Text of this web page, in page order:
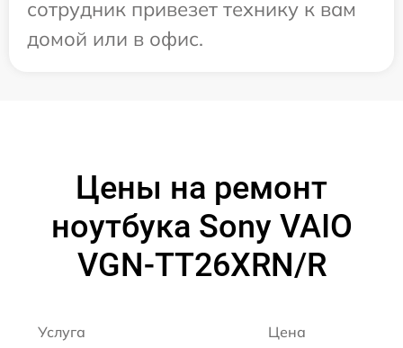
сотрудник привезет технику к вам
домой или в офис.
Цены на ремонт
ноутбука Sony VAIO
VGN-TT26XRN/R
Услуга Цена